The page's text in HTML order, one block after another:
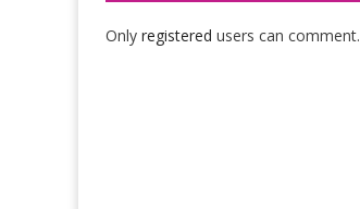
Only registered users can comment.